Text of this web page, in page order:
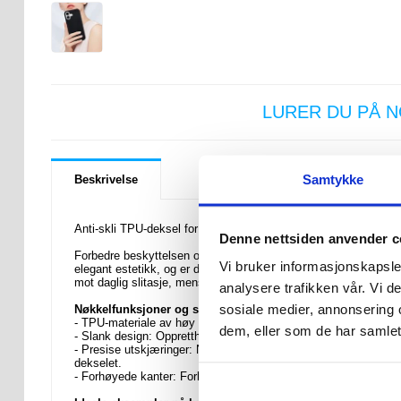
Samtykke
Denne nettsiden anvender
Vi bruker
analysere trafikken vår. Vi
sosiale medier,
dem, eller som de har
LURER DU PÅ
Beskrivelse
Anti-skli TPU-deksel for iPhone 17
Forbedre beskyttelsen og stilen til din iPhone 17 med dette
elegant estetikk, og er den perfekte følgesvenn for din
mot daglig slitasje, mens den slanke profilen gir minimal
Nøkkelfunksjoner og spesifikasjoner
- TPU-materiale av høy kvalitet: Dette dekselet er laget av
- Slank design: Opprettholder den slanke og lette designen til
- Presise utskjæringer: Nøyaktig plasserte utskjæringer sikrer
dekselet.
- Forhøyede kanter: Forhøyede kanter rundt skjermen og